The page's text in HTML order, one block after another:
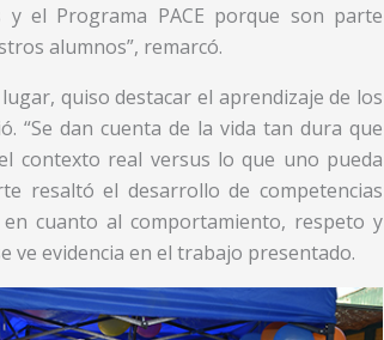
el Programa PACE porque son parte
alumnos”, remarcó.
quiso destacar el aprendizaje de los
“Se dan cuenta de la vida tan dura que
contexto real versus lo que uno pueda
resaltó el desarrollo de competencias
cuanto al comportamiento, respeto y
ve evidencia en el trabajo presentado.